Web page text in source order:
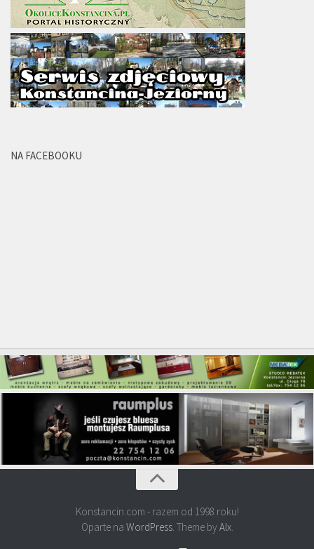
NA FACEBOOKU
Konstancin.com - razem od 1998 roku!
Oparte na WordPress. Theme by Alx.